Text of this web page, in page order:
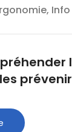
prévenir